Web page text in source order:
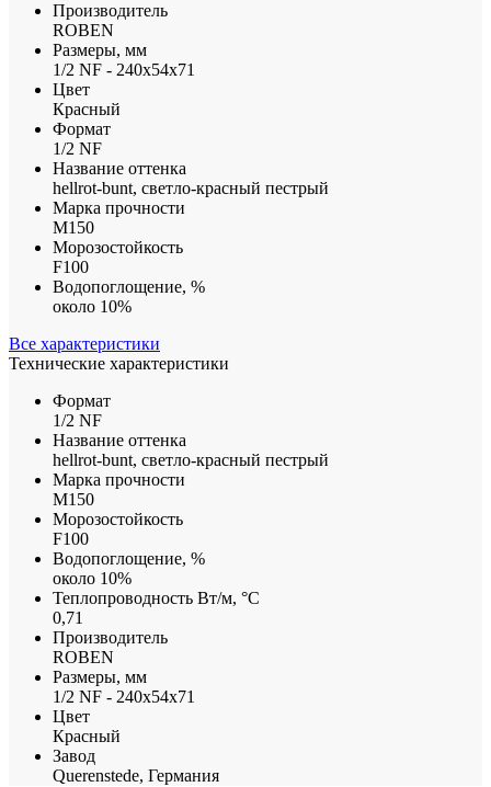
Производитель
ROBEN
Размеры, мм
1/2 NF - 240x54x71
Цвет
Красный
Формат
1/2 NF
Название оттенка
hellrot-bunt, светло-красный пестрый
Марка прочности
М150
Морозостойкость
F100
Водопоглощение, %
около 10%
Все характеристики
Технические характеристики
Формат
1/2 NF
Название оттенка
hellrot-bunt, светло-красный пестрый
Марка прочности
М150
Морозостойкость
F100
Водопоглощение, %
около 10%
Теплопроводность Вт/м, °С
0,71
Производитель
ROBEN
Размеры, мм
1/2 NF - 240x54x71
Цвет
Красный
Завод
Querenstede, Германия